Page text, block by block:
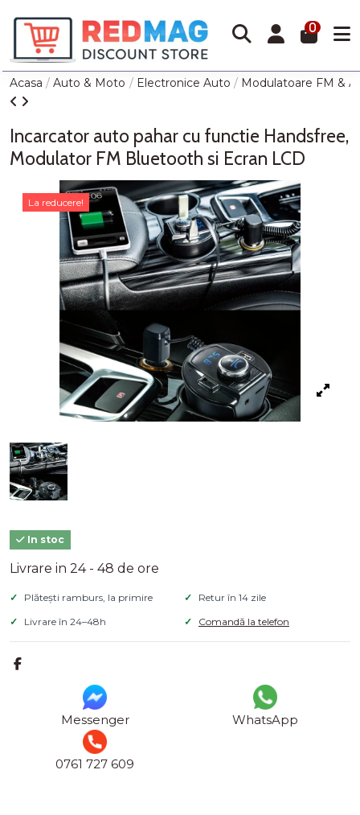
0
Acasa Auto & Moto Electronice Auto Modulatoare FM &
La reducere!
Incarcator auto pahar cu functie Handsfree,
Modulator FM Bluetooth si Ecran LCD
In stoc
Livrare in 24 - 48 de ore
Plătești ramburs, la primire
Retur în 14 zile
Livrare în 24–48h
Comandă la telefon
Messenger WhatsApp
0761 727 609